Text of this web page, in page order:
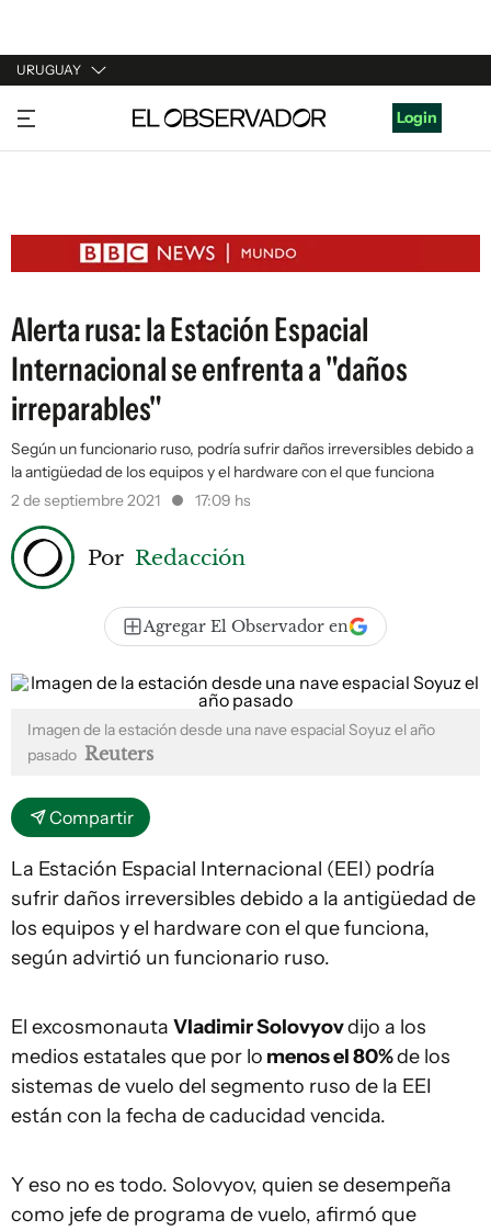
URUGUAY
URUGUAY
ARGENTINA
ESTADOS UNIDOS
Login
Alerta rusa: la Estación Espacial
Internacional se enfrenta a "daños
irreparables"
Según un funcionario ruso, podría sufrir daños irreversibles debido a
la antigüedad de los equipos y el hardware con el que funciona
2 de septiembre 2021
17:09 hs
Por Redacción
Agregar El Observador en
Imagen de la estación desde una nave espacial Soyuz el año
pasado Reuters
Compartir
La Estación Espacial Internacional (EEI) podría
sufrir daños irreversibles debido a la antigüedad de
los equipos y el hardware con el que funciona,
según advirtió un funcionario ruso.
El excosmonauta Vladimir Solovyovdijo a los
medios estatales que por lo menos el 80%de los
sistemas de vuelo del segmento ruso de la EEI
están con la fecha de caducidad vencida.
Y eso no es todo. Solovyov, quien se desempeña
como jefe de programa de vuelo, afirmó que